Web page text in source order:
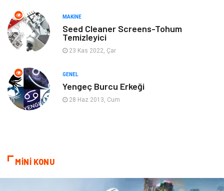
Gençlik & Eğlence
Mobilya
Evlilik Rehberi
Astroloji Keyfinizi Kaçırmayın
MAKINE
Seed Cleaner Screens-Tohum
Temizleyici
23 Kas 2022, Çar
GENEL
Yengeç Burcu Erkeği
28 Haz 2013, Cum
MİNİ KONU